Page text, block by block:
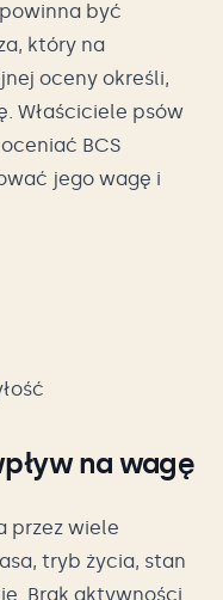
być
który na
oceny określi,
Właściciele psów
BCS
jego wagę i
na wagę
przez wiele
tryb życia, stan
Brak aktywności